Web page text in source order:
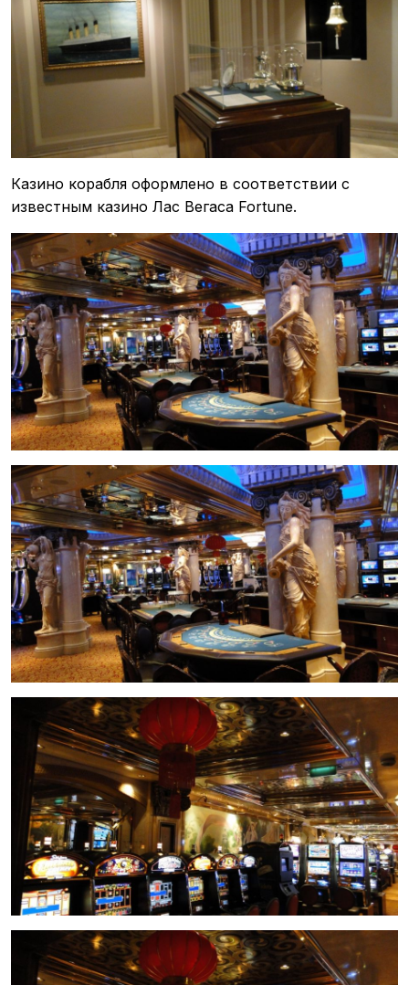
Казино корабля оформлено в соответствии с
известным казино Лас Вегаса Fortune.